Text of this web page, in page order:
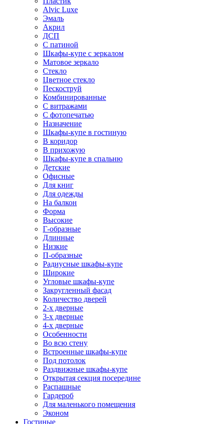
Alvic Luxe
Эмаль
Акрил
ДСП
С патиной
Шкафы-купе с зеркалом
Матовое зеркало
Стекло
Цветное стекло
Пескоструй
Комбинированные
С витражами
С фотопечатью
Назначение
Шкафы-купе в гостиную
В коридор
В прихожую
Шкафы-купе в спальню
Детские
Офисные
Для книг
Для одежды
На балкон
Форма
Высокие
Г-образные
Длинные
Низкие
П-образные
Радиусные шкафы-купе
Широкие
Угловые шкафы-купе
Закругленный фасад
Количество дверей
2-х дверные
3-х дверные
4-х дверные
Особенности
Во всю стену
Встроенные шкафы-купе
Под потолок
Раздвижные шкафы-купе
Открытая секция посередине
Распашные
Гардероб
Для маленького помещения
Эконом
Гостиные